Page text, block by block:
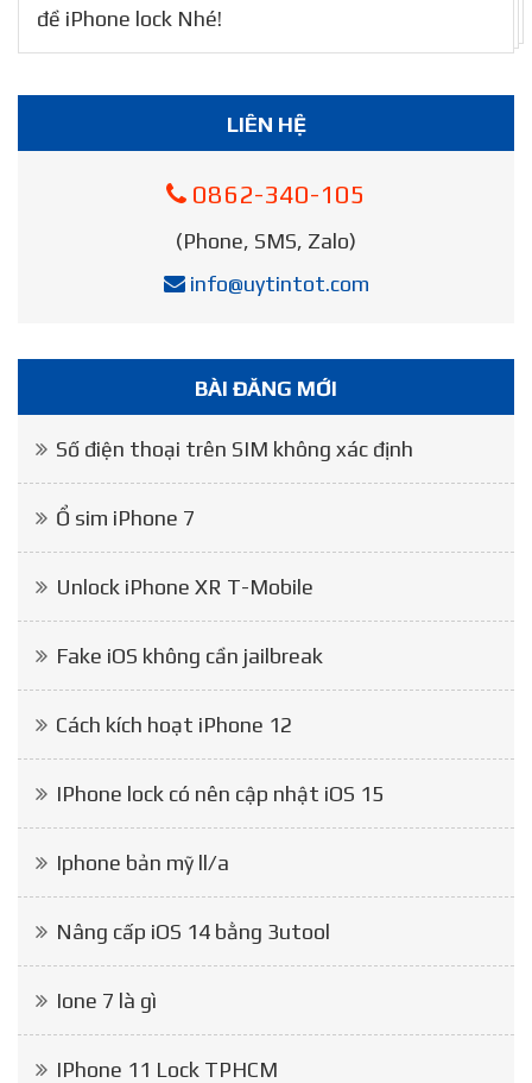
đề iPhone lock Nhé!
LIÊN HỆ
0862-340-105
(Phone, SMS, Zalo)
info@uytintot.com
BÀI ĐĂNG MỚI
Số điện thoại trên SIM không xác định
Ổ sim iPhone 7
Unlock iPhone XR T-Mobile
Fake iOS không cần jailbreak
Cách kích hoạt iPhone 12
IPhone lock có nên cập nhật iOS 15
Iphone bản mỹ ll/a
Nâng cấp iOS 14 bằng 3utool
Ione 7 là gì
IPhone 11 Lock TPHCM